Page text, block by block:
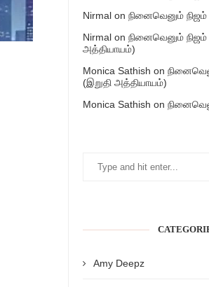
Nirmal on நினைவெனும் நிஜம்
Nirmal on நினைவெனும் நிஜம்
அத்தியாயம்)
Monica Sathish on
(இறுதி அத்தியாயம்)
Monica Sathish on
Amy Deepz